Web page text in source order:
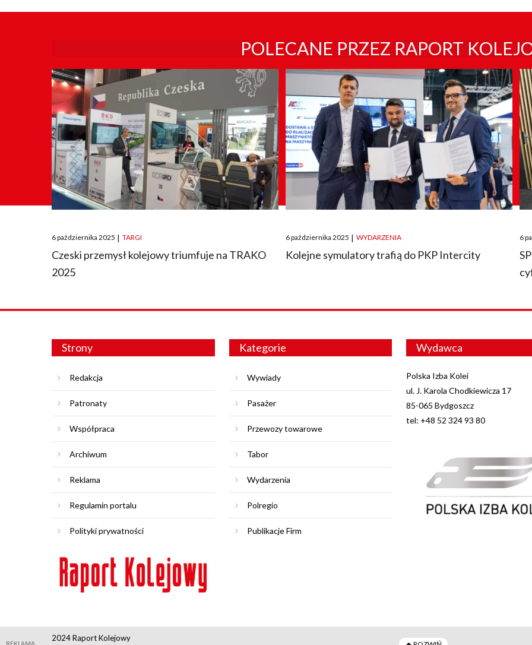
REKLAMA
POLECANE PRZEZ RAPORT
Posted
on
6 października 2025 | TARGI
Czeski przemysł kolejowy triumfuje na TRAKO
2025
Posted
on
6 października 2025 | WYDARZENIA
Kolejne symulatory trafią do PKP Intercity
on
6
Strony
Redakcja
Patronaty
Współpraca
Archiwum
Reklama
Regulamin portalu
Polityki prywatności
Kategorie
Wywiady
Pasażer
Przewozy towarowe
Tabor
Wydarzenia
Polregio
Publikacje Firm
Wydawca
Polska Izba Kolei
ul. J. Karola Chodkiewicza 17
85-065 Bydgoszcz
tel: +48 52 324 93 80
2024 Raport Kolejowy